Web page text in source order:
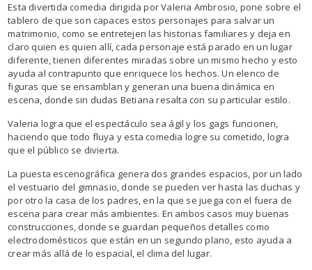
Esta divertida comedia dirigida por Valeria Ambrosio, pone sobre el
tablero de que son capaces estos personajes para salvar un
matrimonio, como se entretejen las historias familiares y deja en
claro quien es quien allí, cada personaje está parado en un lugar
diferente, tienen diferentes miradas sobre un mismo hecho y esto
ayuda al contrapunto que enriquece los hechos. Un elenco de
figuras que se ensamblan y generan una buena dinámica en
escena, donde sin dudas Betiana resalta con su particular estilo.
Valeria logra que el espectáculo sea ágil y los gags funcionen,
haciendo que todo fluya y esta comedia logre su cometido, logra
que el público se divierta.
La puesta escenográfica genera dos grandes espacios, por un lado
el vestuario del gimnasio, donde se pueden ver hasta las duchas y
por otro la casa de los padres, en la que se juega con el fuera de
escena para crear más ambientes. En ambos casos muy buenas
construcciones, donde se guardan pequeños detalles como
electrodomésticos que están en un segundo plano, esto ayuda a
crear más allá de lo espacial, el clima del lugar.